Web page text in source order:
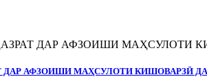
ДАР АФЗОИШИ МАҲСУЛОТИ КИШОВАРЗӢ